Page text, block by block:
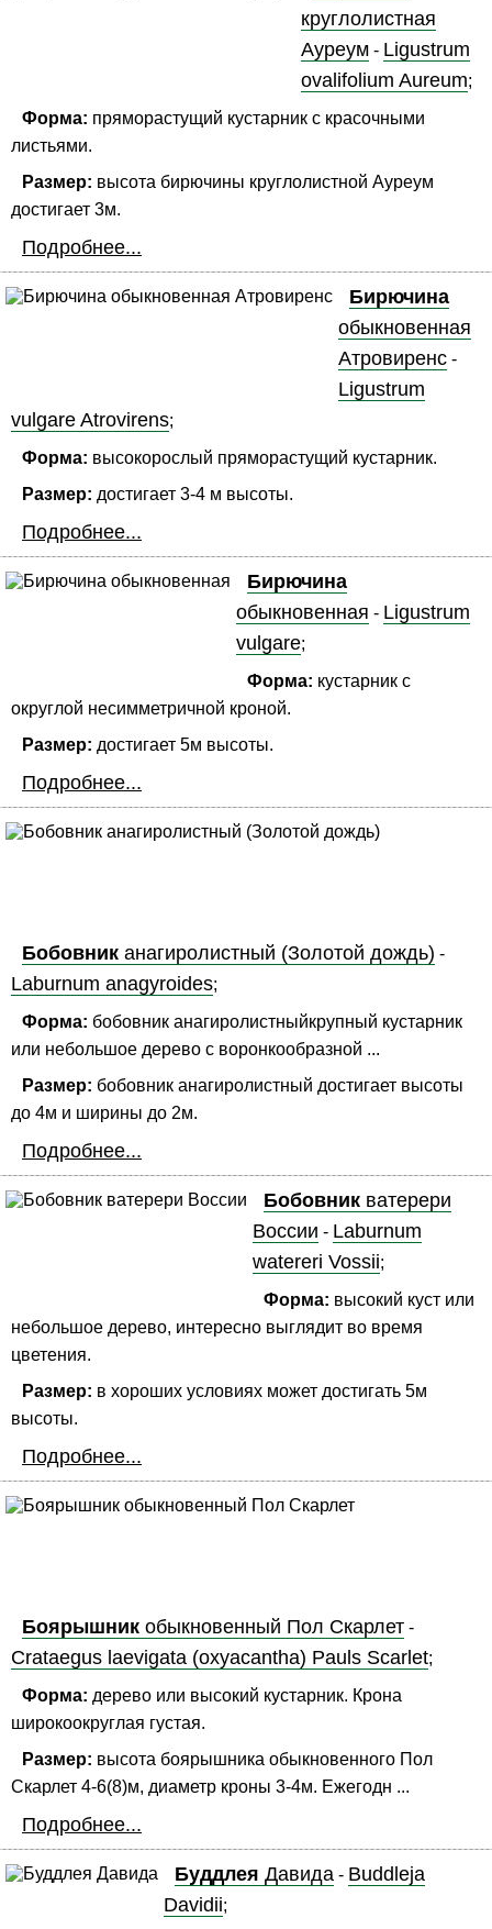
круглолистная
Ауреум - Ligustrum
ovalifolium Aureum;
Форма: пряморастущий кустарник с красочными
листьями.
Размер: высота бирючины круглолистной Ауреум
достигает 3м.
Подробнее...
Бирючина
обыкновенная
Атровиренс -
Ligustrum
vulgare Atrovirens;
Форма: высокорослый пряморастущий кустарник.
Размер: достигает 3-4 м высоты.
Подробнее...
Бирючина
обыкновенная - Ligustrum
vulgare;
Форма: кустарник с
округлой несимметричной кроной.
Размер: достигает 5м высоты.
Подробнее...
Бобовник анагиролистный (Золотой дождь) -
Laburnum anagyroides;
Форма: бобовник анагиролистныйкрупный кустарник
или небольшое дерево с воронкообразной ...
Размер: бобовник анагиролистный достигает высоты
до 4м и ширины до 2м.
Подробнее...
Бобовник ватерери
Воссии - Laburnum
watereri Vossii;
Форма: высокий куст или
небольшое дерево, интересно выглядит во время
цветения.
Размер: в хороших условиях может достигать 5м
высоты.
Подробнее...
Боярышник обыкновенный Пол Скарлет -
Crataegus laevigata (oxyacantha) Pauls Scarlet;
Форма: дерево или высокий кустарник. Крона
широкоокруглая густая.
Размер: высота боярышника обыкновенного Пол
Скарлет 4-6(8)м, диаметр кроны 3-4м. Ежегодн ...
Подробнее...
Буддлея Давида - Buddleja
Davidii;